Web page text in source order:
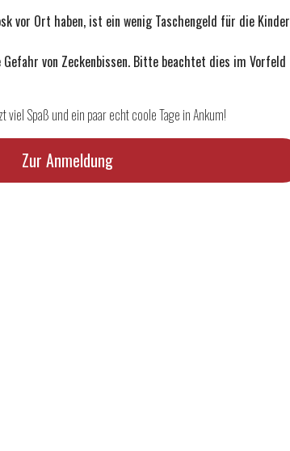
vor Ort haben, ist ein wenig Taschengeld für die Kinder
von Zeckenbissen. Bitte beachtet dies im Vorfeld
Spaß und ein paar echt coole Tage in Ankum!
Zur Anmeldung